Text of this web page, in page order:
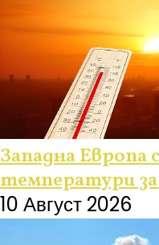
Западна Европа
температури
10 Август 2026